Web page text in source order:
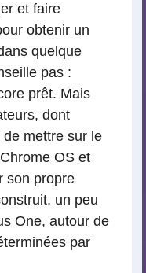
et faire
obtenir un
quelque
pas :
prêt. Mais
dont
mettre sur le
OS et
son propre
un peu
One, autour de
par